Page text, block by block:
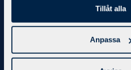
Tillåt alla
Anpassa
Träning
X-Force 3-
Personlig